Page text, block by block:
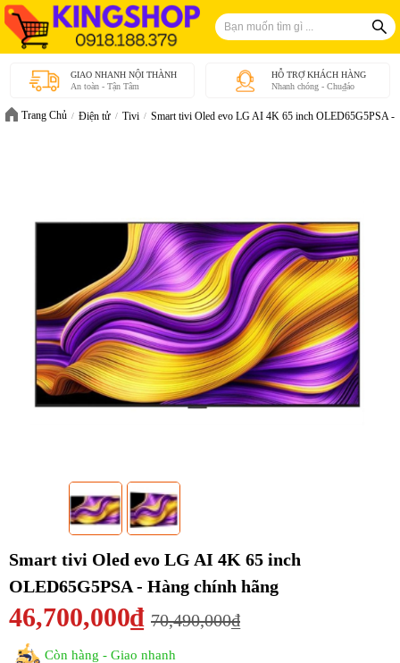
GIAO NHANH NỘI THÀNH
An toàn - Tận Tâm
HỖ TRỢ KHÁCH HÀNG
Nhanh chóng - Chu₫áo
Trang Chủ Điện tử Tivi Smart tivi Oled evo LG AI 4K 65 inch OLED65G5PSA -
Smart tivi Oled evo LG AI 4K 65 inch
OLED65G5PSA - Hàng chính hãng
46,700,000₫ 70,490,000₫
Còn hàng - Giao nhanh